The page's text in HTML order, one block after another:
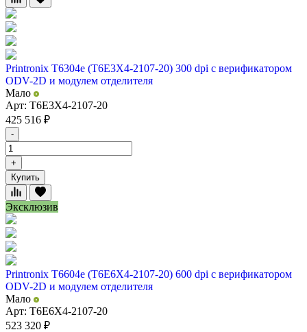
Printronix T6304e (T6E3X4-2107-20) 300 dpi с верификатором
ODV-2D и модулем отделителя
Мало
Арт: T6E3X4-2107-20
425 516 ₽
-
+
Купить
Эксклюзив
Printronix T6604e (T6E6X4-2107-20) 600 dpi с верификатором
ODV-2D и модулем отделителя
Мало
Арт: T6E6X4-2107-20
523 320 ₽